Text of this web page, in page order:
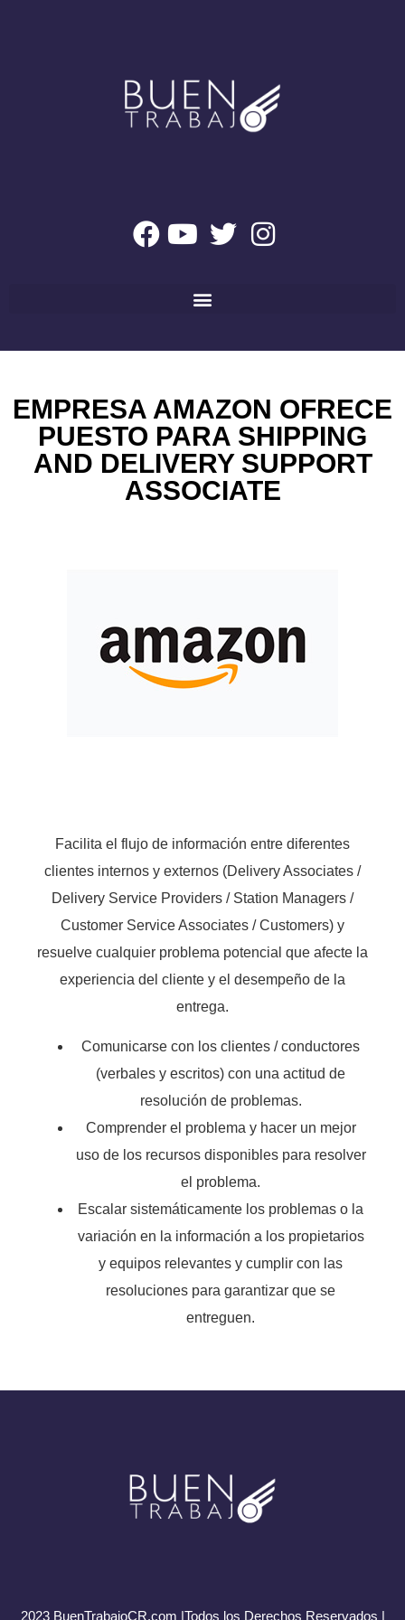
EMPRESA AMAZON OFRECE
PUESTO PARA SHIPPING
AND DELIVERY SUPPORT
ASSOCIATE
Facilita el flujo de información entre diferentes
clientes internos y externos (Delivery Associates /
Delivery Service Providers / Station Managers /
Customer Service Associates / Customers) y
resuelve cualquier problema potencial que afecte la
experiencia del cliente y el desempeño de la
entrega.
Comunicarse con los clientes / conductores
(verbales y escritos) con una actitud de
resolución de problemas.
Comprender el problema y hacer un mejor
uso de los recursos disponibles para resolver
el problema.
Escalar sistemáticamente los problemas o la
variación en la información a los propietarios
y equipos relevantes y cumplir con las
resoluciones para garantizar que se
entreguen.
2023 BuenTrabajoCR.com |Todos los Derechos Reservados |